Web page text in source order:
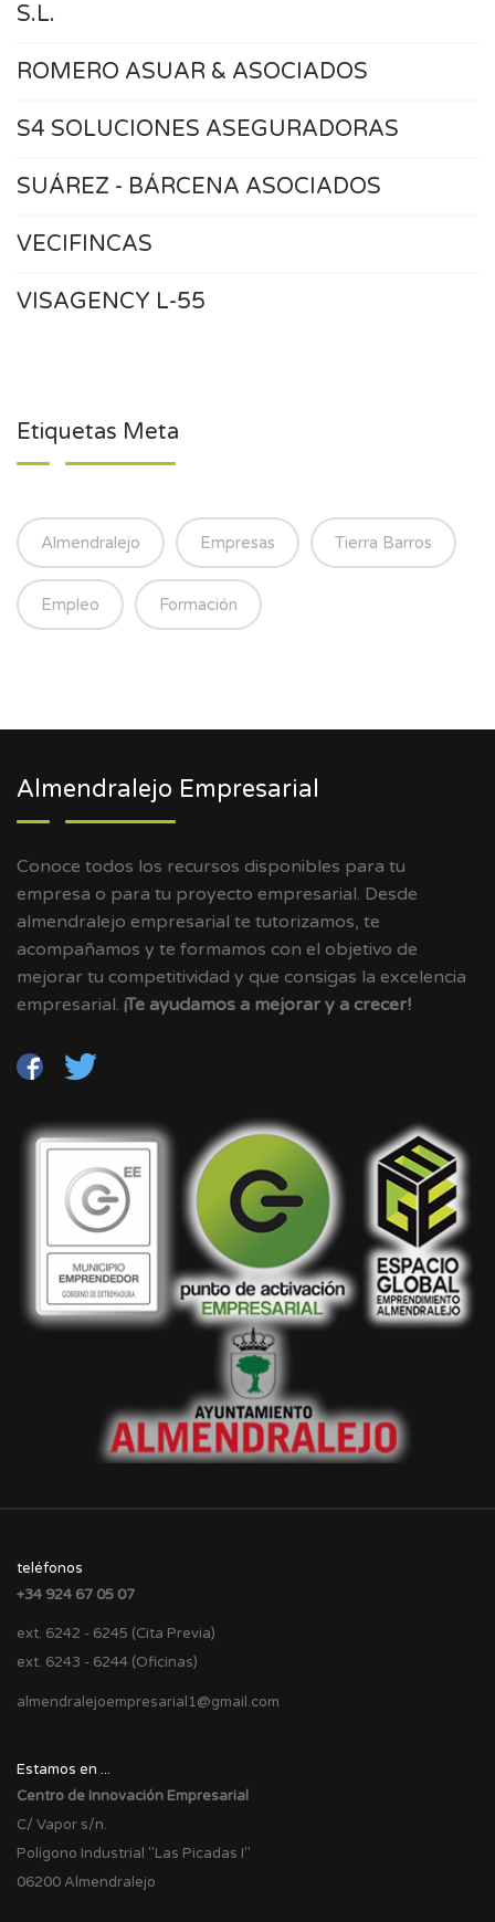
S.L.
ROMERO ASUAR & ASOCIADOS
S4 SOLUCIONES ASEGURADORAS
SUÁREZ - BÁRCENA ASOCIADOS
VECIFINCAS
VISAGENCY L-55
Etiquetas Meta
Almendralejo Empresas Tierra Barros
Empleo Formación
Almendralejo Empresarial
Conoce todos los recursos disponibles para tu
empresa o para tu proyecto empresarial. Desde
almendralejo empresarial te tutorizamos, te
acompañamos y te formamos con el objetivo de
mejorar tu competitividad y que consigas la excelencia
empresarial. ¡Te ayudamos a mejorar y a crecer!
teléfonos
+34 924 67 05 07
ext. 6242 - 6245 (Cita Previa)
ext. 6243 - 6244 (Oficinas)
almendralejoempresarial1@gmail.com
Estamos en ...
Centro de Innovación Empresarial
C/ Vapor s/n.
Polígono Industrial "Las Picadas I"
06200 Almendralejo